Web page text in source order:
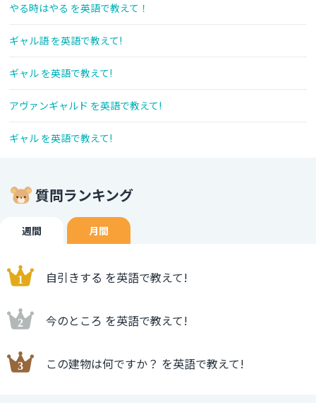
やる時はやる を英語で教えて！
ギャル語 を英語で教えて!
ギャル を英語で教えて!
アヴァンギャルド を英語で教えて!
ギャル を英語で教えて!
質問ランキング
週間 月間
自引きする を英語で教えて!
今のところ を英語で教えて!
この建物は何ですか？ を英語で教えて!